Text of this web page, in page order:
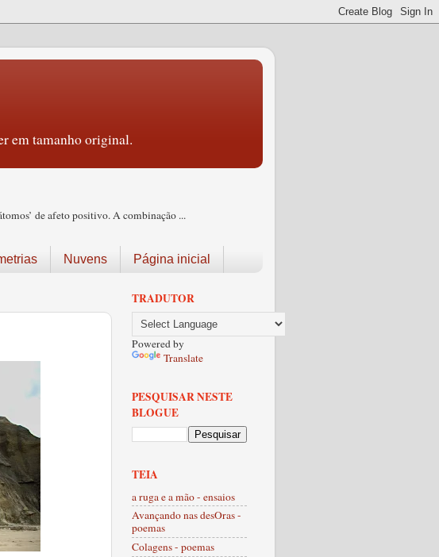
em tamanho original.
de afeto positivo. A combinação ...
Nuvens Página inicial
TRADUTOR
Powered by
Translate
PESQUISAR NESTE
BLOGUE
TEIA
a ruga e a mão - ensaios
Avançando nas desOras -
poemas
Colagens - poemas